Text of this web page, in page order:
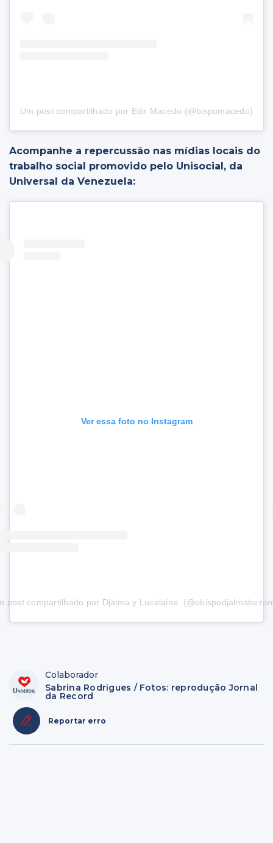
Um post compartilhado por Edir Macedo (@bispomacedo)
Acompanhe a repercussão nas mídias locais do
trabalho social promovido pelo Unisocial, da
Universal da Venezuela:
Ver essa foto no Instagram
post compartilhado por Djalma y Lucelaine.
Colaborador
Sabrina Rodrigues / Fotos: reprodução Jornal
da Record
Reportar erro